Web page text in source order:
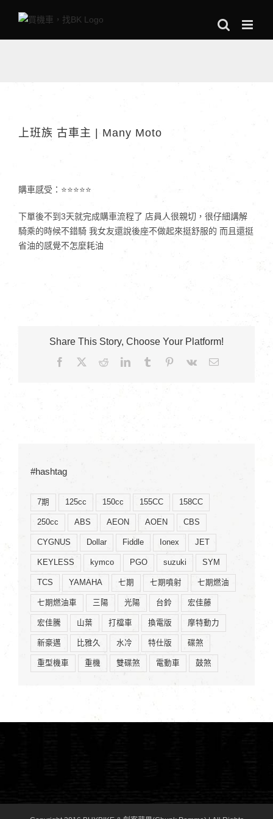
上班族 古車主 | Many Moto
購車感受：⭐⭐⭐⭐⭐
下單後不到3天就完成購車流程了 店員人很親切，很仔細講解
騎乘的時候不錯騎 我女友還說後座不做起來挺舒服的 而且還挺
省油的感覺不怎麼耗油
Share This Story, Choose Your Platform!
Facebook RedditLinkedInTumblr Pinterest
Vk Email:
#hashtag
7期 125cc 150cc 155CC 158CC
250cc ABS AEON AOEN CBS
CYGNUS Dollar Fiddle Ionex JET
KEYLESS kymco PGO suzuki SYM
TCS YAMAHA 七期 七期噴射 七期燃油
七期燃油車 三陽 光陽 台鈴 宏佳藤
宏佳騰 山葉 打檔車 換電版 摩特動力
新豪邁 比雅久 水冷 特仕版 碟煞
重型機車 重機 雙碟煞 電動車 鼓煞